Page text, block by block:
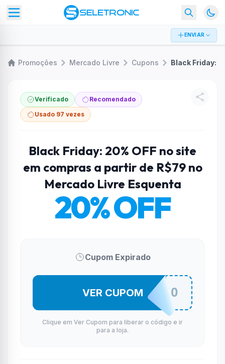
ENVIAR
Promoções Mercado Livre Cupons
Verificado
Recomendado
Usado 97 vezes
Black Friday: 20% OFF no site
em compras a partir de R$79 no
Mercado Livre Esquenta
20% OFF
Cupom Expirado
QUERODESCONTO
VER CUPOM
Clique em Ver Cupom para liberar o código e ir
para a loja.